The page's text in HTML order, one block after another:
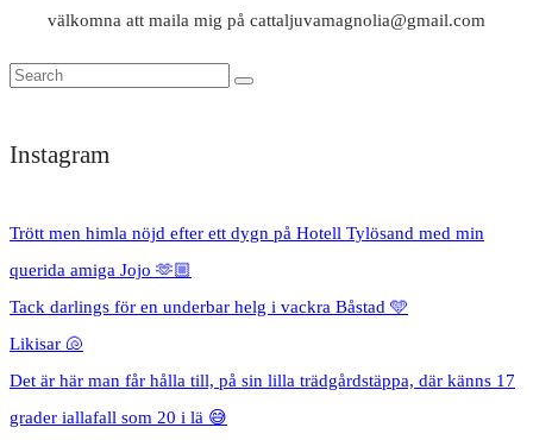
välkomna att maila mig på cattaljuvamagnolia@gmail.com
Instagram
Trött men himla nöjd efter ett dygn på Hotell Tylösand med min
querida amiga Jojo 🫶🏼
Tack darlings för en underbar helg i vackra Båstad 🩵
Likisar 🐚
Det är här man får hålla till, på sin lilla trädgårdstäppa, där känns 17
grader iallafall som 20 i lä 😅